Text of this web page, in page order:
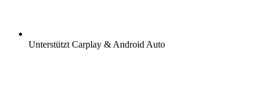
Unterstützt Carplay & Android Auto